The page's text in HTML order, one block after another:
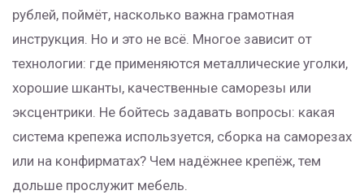
рублей, поймёт, насколько важна грамотная
инструкция. Но и это не всё. Многое зависит от
технологии: где применяются металлические уголки,
хорошие шканты, качественные саморезы или
эксцентрики. Не бойтесь задавать вопросы: какая
система крепежа используется, сборка на саморезах
или на конфирматах? Чем надёжнее крепёж, тем
дольше прослужит мебель.